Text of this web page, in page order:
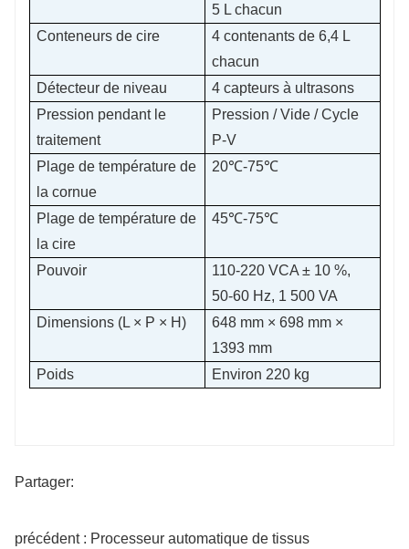
5 L chacun
Conteneurs de cire
4 contenants de 6,4 L
chacun
Détecteur de niveau
4 capteurs à ultrasons
Pression pendant le
traitement
Pression / Vide / Cycle
P-V
Plage de température de
la cornue
20℃-75℃
Plage de température de
la cire
45℃-75℃
Pouvoir
110-220 VCA ± 10 %,
50-60 Hz, 1 500 VA
Dimensions (L × P × H)
648 mm × 698 mm ×
1393 mm
Poids
Environ 220 kg
Partager:
précédent : Processeur automatique de tissus